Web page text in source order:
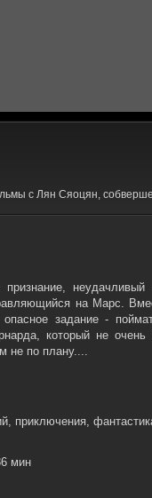
с Лян Сяоцян,
неудачливый
на Марс.
задание -
который не
не по плану....
приключения,
мин